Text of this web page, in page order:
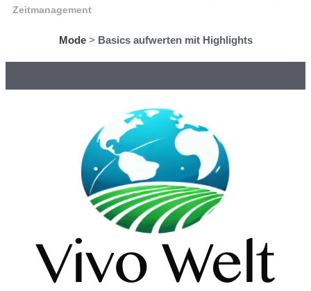
Zeitmanagement
Mode> Basics aufwerten mit Highlights